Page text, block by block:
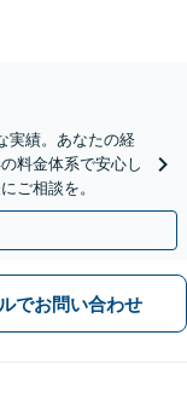
実績。あなたの経
料金体系で安心し
ご相談を。
でお問い合わせ